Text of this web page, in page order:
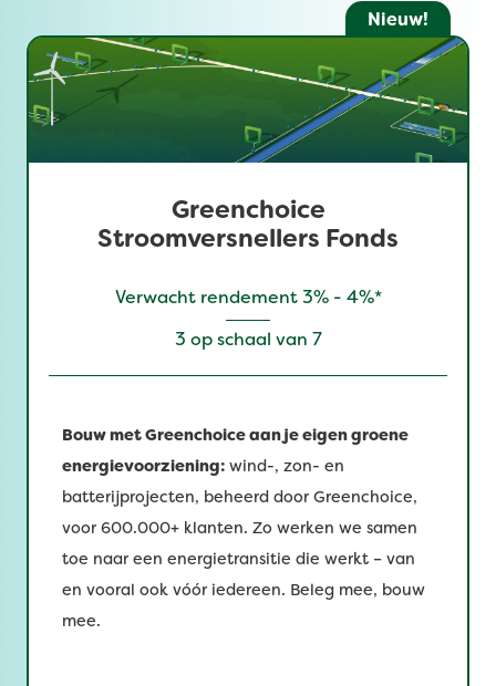
Nieuw!
Greenchoice
Stroomversnellers Fonds
Verwacht rendement 3% - 4%*
3 op schaal van 7
Bouw met Greenchoice aan je eigen groene
energievoorziening: wind-, zon- en
batterijprojecten, beheerd door Greenchoice,
voor 600.000+ klanten. Zo werken we samen
toe naar een energietransitie die werkt – van
en vooral ook vóór iedereen. Beleg mee, bouw
mee.